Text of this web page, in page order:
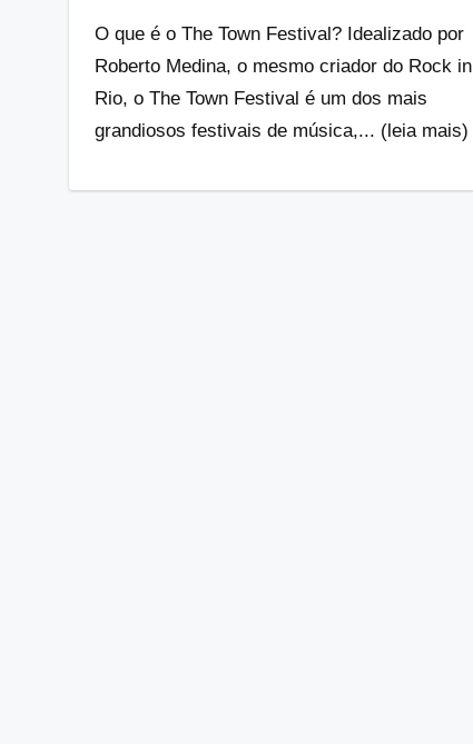
O que é o The Town Festival? Idealizado por
Roberto Medina, o mesmo criador do Rock in
Rio, o The Town Festival é um dos mais
grandiosos festivais de música,... (leia mais)